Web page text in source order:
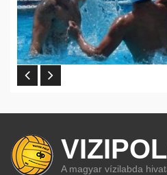
A magyar vízilabda